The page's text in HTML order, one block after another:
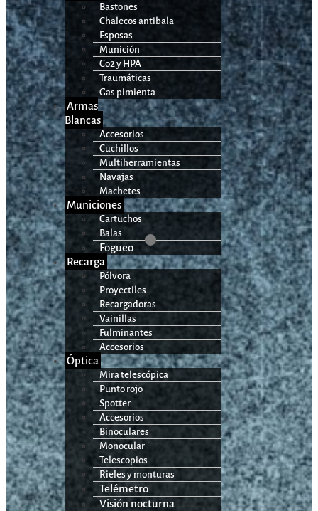
Bastones
Chalecos antibala
Esposas
Munición
Co2 y HPA
Traumáticas
Gas pimienta
Armas
Blancas
Accesorios
Cuchillos
Multiherramientas
Navajas
Machetes
Municiones
Cartuchos
Balas
Fogueo
Recarga
Pólvora
Proyectiles
Recargadoras
Vainillas
Fulminantes
Accesorios
Óptica
Mira telescópica
Punto rojo
Spotter
Accesorios
Binoculares
Monocular
Telescopios
Rieles y monturas
Telémetro
Visión nocturna